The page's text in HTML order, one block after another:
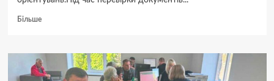
БільшеДокладніше
патрульні
знайшли
чоловіка,